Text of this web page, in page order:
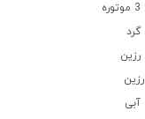
گرد
رزین
رزین
آبی